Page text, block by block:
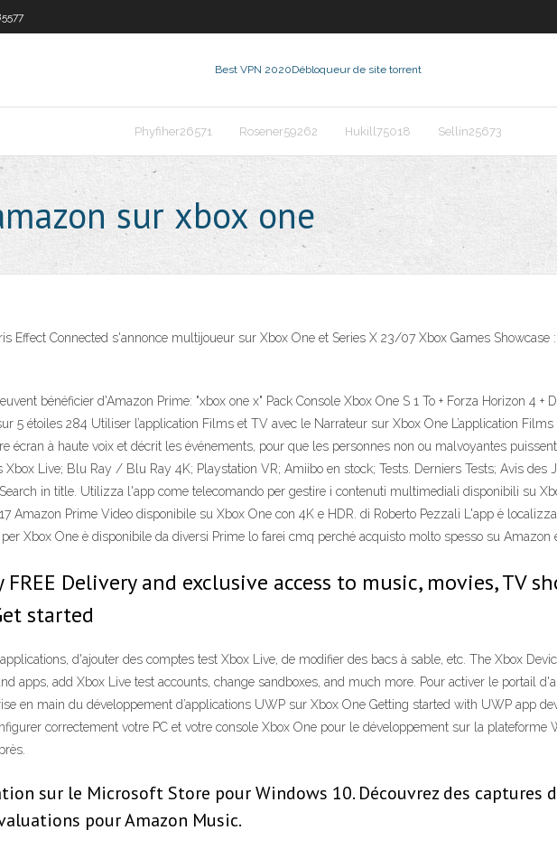
Best VPN 2020Débloqueur de site torrent
Phyfiher26571 Rosener59262 Hukill75018 Sellin25673
sur xbox one
Effect Connected s'annonce multijoueur sur Xbox One et Series X 23/07 Xbox Games
bénéficier d'Amazon Prime: "xbox one x" Pack Console Xbox One S 1 To + Forza Horizon 4 +
5 étoiles 284 Utiliser l’application Films et TV avec le Narrateur sur Xbox One L’application
écran à haute voix et décrit les événements, pour que les personnes non ou malvoyantes
Xbox Live; Blu Ray / Blu Ray 4K; Playstation VR; Amiibo en stock; Tests. Derniers Tests; Avis des
in title. Utilizza l'app come telecomando per gestire i contenuti multimediali disponibili su
Amazon Prime Video disponibile su Xbox One con 4K e HDR. di Roberto Pezzali L'app è
Xbox One è disponibile da diversi Prime lo farei cmq perché acquisto molto spesso su Amazon
Delivery and exclusive access to music, movies, TV
started
d'ajouter des comptes test Xbox Live, de modifier des bacs à sable, etc. The Xbox
apps, add Xbox Live test accounts, change sandboxes, and much more. Pour activer le portail
en main du développement d’applications UWP sur Xbox One Getting started with UWP app
correctement votre PC et votre console Xbox One pour le développement sur la
sur le Microsoft Store pour Windows 10. Découvrez des captures
pour Amazon Music.